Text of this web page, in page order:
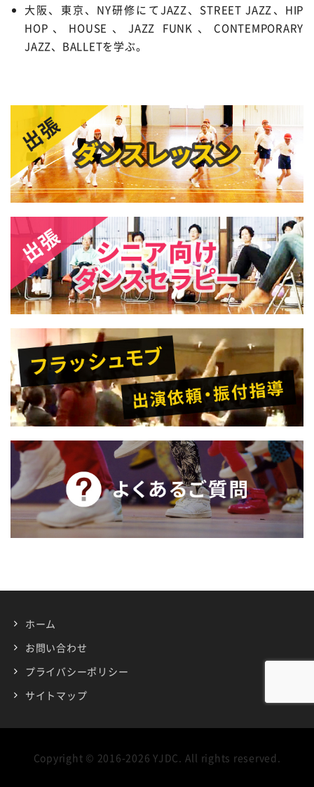
大阪、東京、NY研修にてJAZZ、STREET JAZZ、HIP
HOP、HOUSE、JAZZ FUNK、CONTEMPORARY
JAZZ、BALLETを学ぶ。
ホーム
お問い合わせ
プライバシーポリシー
サイトマップ
Copyright © 2016-2026 YJDC. All rights reserved.